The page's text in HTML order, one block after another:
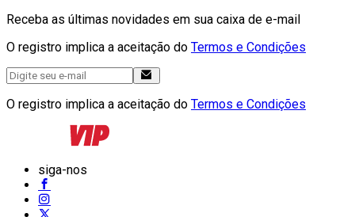
Receba as últimas novidades em sua caixa de e-mail
O registro implica a aceitação do Termos e Condições
O registro implica a aceitação do Termos e Condições
siga-nos